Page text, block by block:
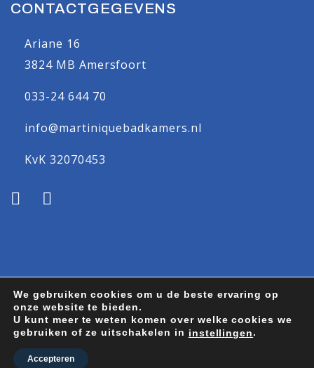
CONTACTGEGEVENS
Ariane 16
3824 MB Amersfoort
033-24 644 70
info@martiniquebadkamers.nl
KvK 32070453
Algemene voorwaarden
Privacy statement
Sitemap
Copyright
We gebruiken cookies om u de beste ervaring op
onze website te bieden.
U kunt meer te weten komen over welke cookies we
gebruiken of ze uitschakelen in instellingen.
Accepteren